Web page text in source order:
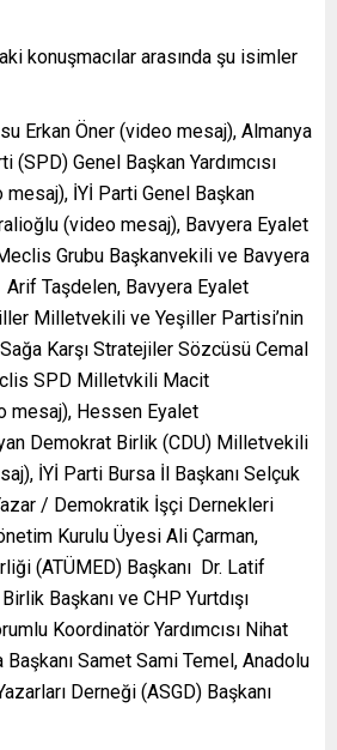
konuşmacılar arasında şu isimler
Erkan Öner (video mesaj), Almanya
Genel Başkan Yardımcısı
İYİ Parti Genel Başkan
(video mesaj), Bavyera Eyalet
Grubu Başkanvekili ve Bavyera
Taşdelen, Bavyera Eyalet
Milletvekili ve Yeşiller Partisi’nin
Karşı Stratejiler Sözcüsü Cemal
SPD Milletvkili Macit
mesaj), Hessen Eyalet
Demokrat Birlik (CDU) Milletvekili
İYİ Parti Bursa İl Başkanı Selçuk
/ Demokratik İşçi Dernekleri
Kurulu Üyesi Ali Çarman,
(ATÜMED) Başkanı Dr. Latif
Başkanı ve CHP Yurtdışı
Koordinatör Yardımcısı Nihat
Başkanı Samet Sami Temel, Anadolu
Derneği (ASGD) Başkanı